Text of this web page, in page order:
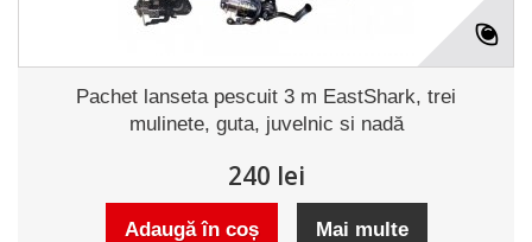
Pachet lanseta pescuit 3 m EastShark, trei
mulinete, guta, juvelnic si nadă
240 lei
Adaugă în coș Mai multe